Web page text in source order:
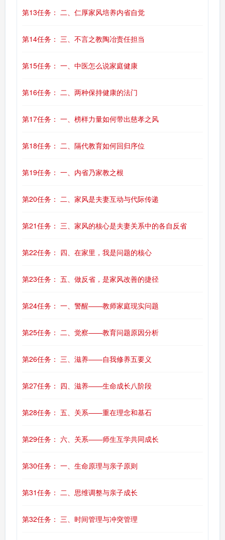
第13任务： 二、仁厚家风培养内省自觉
第14任务： 三、不言之教陶冶责任担当
第15任务： 一、中医怎么说家庭健康
第16任务： 二、两种保持健康的法门
第17任务： 一、榜样力量如何带出慈孝之风
第18任务： 二、隔代教育如何回归序位
第19任务： 一、内省乃家教之根
第20任务： 二、家风是夫妻互动与代际传递
第21任务： 三、家风的核心是夫妻关系中的各自反省
第22任务： 四、在家里，我是问题的核心
第23任务： 五、做反省，是家风改善的捷径
第24任务： 一、警醒——教师家庭现实问题
第25任务： 二、觉察——教育问题原因分析
第26任务： 三、滋养——自我修养五要义
第27任务： 四、滋养——生命成长八阶段
第28任务： 五、关系——重在理念和基石
第29任务： 六、关系——师生互学共同成长
第30任务： 一、生命原理与亲子原则
第31任务： 二、思维调整与亲子成长
第32任务： 三、时间管理与冲突管理